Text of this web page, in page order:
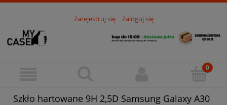
Zarejestruj się Zaloguj się
Szkło hartowane 9H 2,5D Samsung Galaxy A30